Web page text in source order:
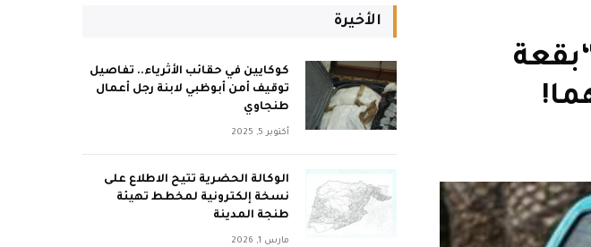
الأخيرة
كوكايين في حقائب الأثرياء.. تفاصيل
توقيف أمن أبوظبي لابنة رجل أعمال
طنجاوي
أكتوبر 5, 2025
الوكالة الحضرية تتيح الاطلاع على
نسخة إلكترونية لمخطط تهيئة
طنجة المدينة
مارس 1, 2026